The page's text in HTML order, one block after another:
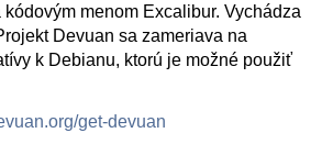
menom Excalibur. Vychádza
Devuan sa zameriava na
k Debianu, ktorú je možné použiť
get-devuan